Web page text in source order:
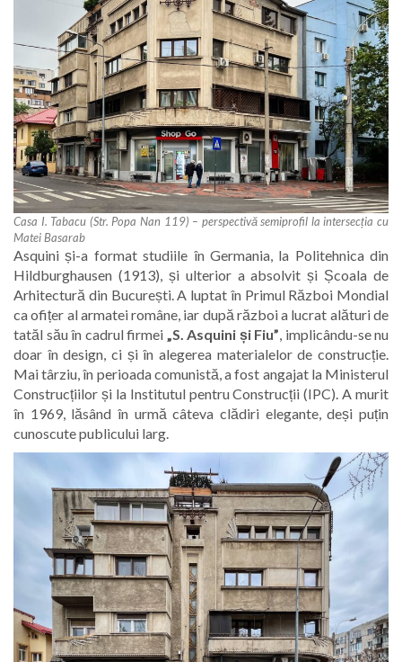
Casa I. Tabacu (Str. Popa Nan 119) – perspectivă semiprofil la intersecția cu
Matei Basarab
Asquini și-a format studiile în Germania, la Politehnica din
Hildburghausen (1913), și ulterior a absolvit și Școala de
Arhitectură din București. A luptat în Primul Război Mondial
ca ofițer al armatei române, iar după război a lucrat alături de
tatăl său în cadrul firmei „S. Asquini și Fiu”, implicându-se nu
doar în design, ci și în alegerea materialelor de construcție.
Mai târziu, în perioada comunistă, a fost angajat la Ministerul
Construcțiilor și la Institutul pentru Construcții (IPC). A murit
în 1969, lăsând în urmă câteva clădiri elegante, deși puțin
cunoscute publicului larg.